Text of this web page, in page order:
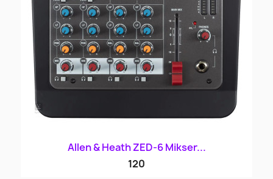
Allen & Heath ZED-6 Mikser...
120